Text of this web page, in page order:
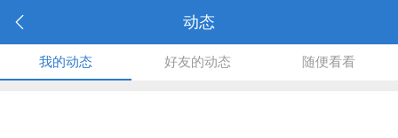
动态
我的动态 好友的动态 随便看看